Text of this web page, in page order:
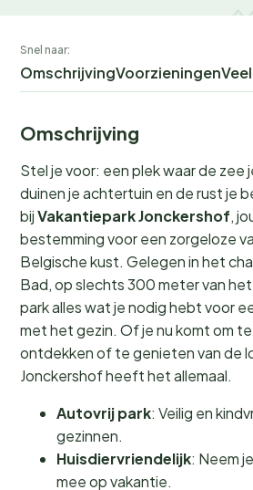
Snel naar:
OmschrijvingVoorzieningen
Omschrijving
Stel je voor: een plek waar de zee
duinen je achtertuin en de rust je
bijVakantiepark Jonckershof,
bestemming voor een zorgeloze
Belgische kust. Gelegen in het
Bad, op slechts 300 meter van
park alles wat je nodig hebt voor
met het gezin. Of je nu komt om
ontdekken of te genieten van de
Jonckershof heeft het allemaal.
Autovrij park: Veilig en
gezinnen.
Huisdiervriendelijk: Neem
mee op vakantie.